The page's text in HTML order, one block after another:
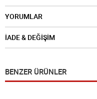
YORUMLAR
İADE & DEĞİŞİM
BENZER ÜRÜNLER